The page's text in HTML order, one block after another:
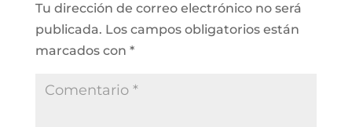
Tu dirección de correo electrónico no será
publicada. Los campos obligatorios están
marcados con *